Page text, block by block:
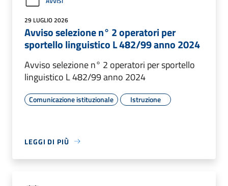
29 LUGLIO 2026
Avviso selezione n° 2 operatori per
sportello linguistico L 482/99 anno 2024
Avviso selezione n° 2 operatori per sportello
linguistico L 482/99 anno 2024
Comunicazione istituzionale Istruzione
LEGGI DI PIÙ